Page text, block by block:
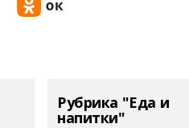
Рубрика "Еда и
напитки"